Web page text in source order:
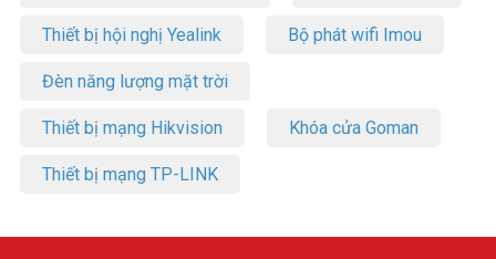
Thiết bị hội nghị Yealink Bộ phát wifi Imou
Đèn năng lượng mặt trời
Thiết bị mạng Hikvision Khóa cửa Goman
Thiết bị mạng TP-LINK